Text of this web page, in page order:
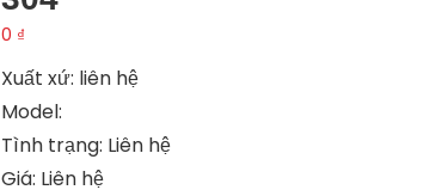
0 ₫
Xuất xứ: liên hệ
Model:
Tình trạng: Liên hệ
Giá: Liên hệ